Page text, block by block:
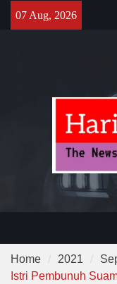
07 Aug, 2026
Home 2021
Istri Pembunuh